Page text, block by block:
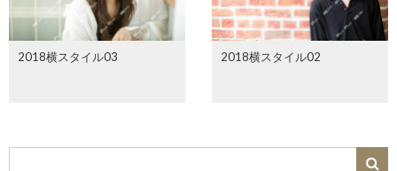
2018横スタイル03 2018横スタイル02